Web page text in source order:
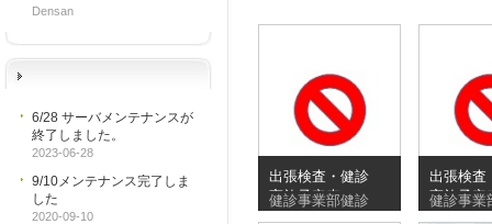
Densan
6/28 サーバメンテナンスが
終了しました。
2023-06-28
9/10メンテナンス完了しま
した
2020-09-10
出張検査・健診
実施予定表
_20260810_20260830
健診事業部健診
出張検査
実施予定
健診事業